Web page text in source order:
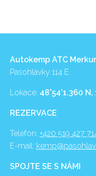
Autokemp ATC
Pasohlávky 114 E
Lokace: 48°54’1.360 N,
REZERVACE
Telefon: +420 519 427
E-mail:
SPOJTE SE S NÁMI